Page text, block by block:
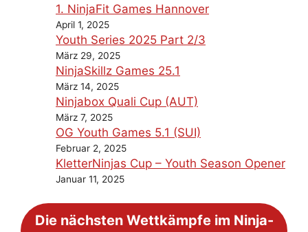
1. NinjaFit Games Hannover
April 1, 2025
Youth Series 2025 Part 2/3
März 29, 2025
NinjaSkillz Games 25.1
März 14, 2025
Ninjabox Quali Cup (AUT)
März 7, 2025
OG Youth Games 5.1 (SUI)
Februar 2, 2025
KletterNinjas Cup – Youth Season Opener
Januar 11, 2025
Die nächsten Wettkämpfe im Ninja-